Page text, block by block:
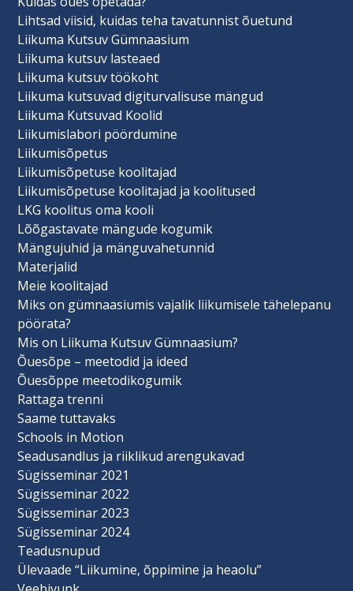
Lihtsad viisid, kuidas teha tavatunnist õuetund
Liikuma Kutsuv Gümnaasium
Liikuma kutsuv lasteaed
Liikuma kutsuv töökoht
Liikuma kutsuvad digiturvalisuse mängud
Liikuma Kutsuvad Koolid
Liikumislabori pöördumine
Liikumisõpetus
Liikumisõpetuse koolitajad
Liikumisõpetuse koolitajad ja koolitused
LKG koolitus oma kooli
Lõõgastavate mängude kogumik
Mängujuhid ja mänguvahetunnid
Materjalid
Meie koolitajad
Miks on gümnaasiumis vajalik liikumisele tähelepanu
pöörata?
Mis on Liikuma Kutsuv Gümnaasium?
Õuesõpe – meetodid ja ideed
Õuesõppe meetodikogumik
Rattaga trenni
Saame tuttavaks
Schools in Motion
Seadusandlus ja riiklikud arengukavad
Sügisseminar 2021
Sügisseminar 2022
Sügisseminar 2023
Sügisseminar 2024
Teadusnupud
Ülevaade “Liikumine, õppimine ja heaolu”